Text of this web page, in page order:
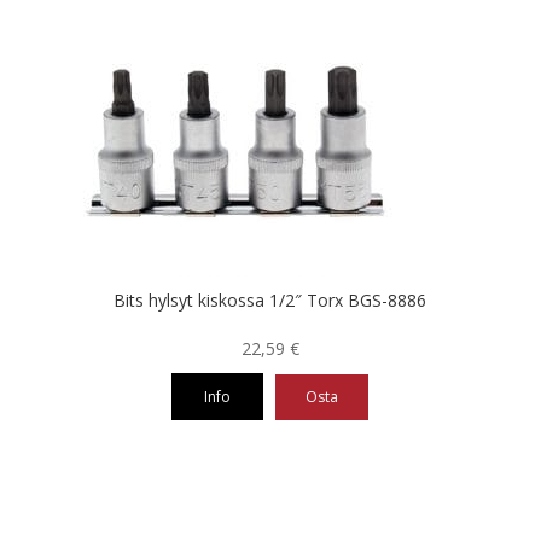
Bits hylsyt kiskossa 1/2″ Torx BGS-8886
22,59 €
Info Osta